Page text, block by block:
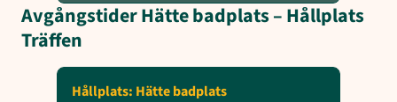
Avgångstider Hätte badplats – Hållplats
Träffen
Hållplats: Hätte badplats